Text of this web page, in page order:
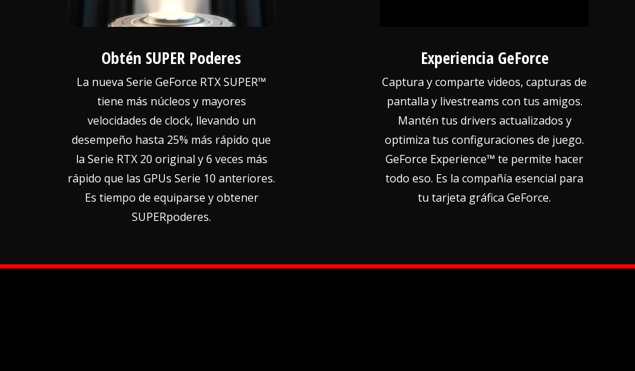
Obtén SUPER Poderes
La nueva Serie GeForce RTX SUPER™
tiene más núcleos y mayores
velocidades de clock, llevando un
desempeño hasta 25% más rápido que
la Serie RTX 20 original y 6 veces más
rápido que las GPUs Serie 10 anteriores.
Es tiempo de equiparse y obtener
SUPERpoderes.
Experiencia GeForce
Captura y comparte videos, capturas de
pantalla y livestreams con tus amigos.
Mantén tus drivers actualizados y
optimiza tus configuraciones de juego.
GeForce Experience™ te permite hacer
todo eso. Es la compañía esencial para
tu tarjeta gráfica GeForce.